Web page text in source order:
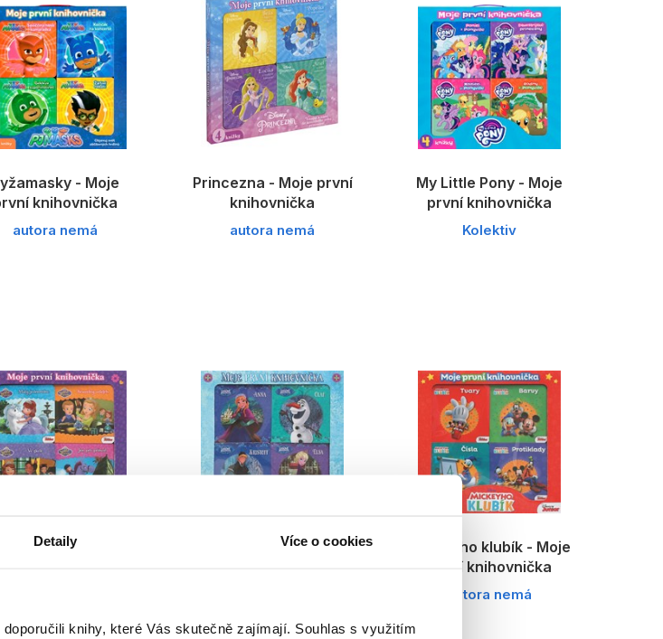
Detaily Více o cookies
knihy, které Vás skutečně zajímají. Souhlas s využitím
- Moje
knihovnička
autora nemá
Princezna - Moje první
knihovnička
autora nemá
My Little Pony - Moje
první knihovnička
Kolektiv
první - Moje první
Ledové království -
Mickeyho klubík - Moje
první knihovnička
autora nemá